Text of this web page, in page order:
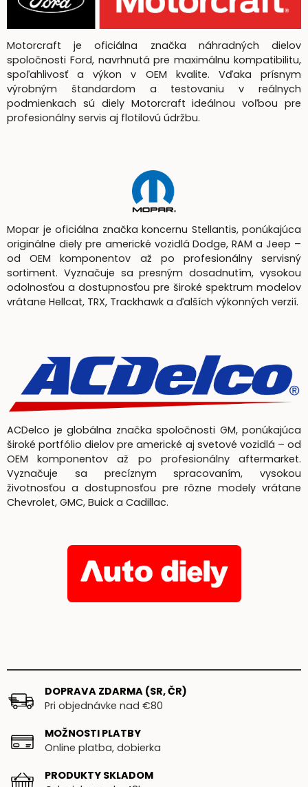
Motorcraft je oficiálna značka náhradných dielov
spoločnosti Ford, navrhnutá pre maximálnu kompatibilitu,
spoľahlivosť a výkon v OEM kvalite. Vďaka prísnym
výrobným štandardom a testovaniu v reálnych
podmienkach sú diely Motorcraft ideálnou voľbou pre
profesionálny servis aj flotilovú údržbu.
Mopar je oficiálna značka koncernu Stellantis, ponúkajúca
originálne diely pre americké vozidlá Dodge, RAM a Jeep –
od OEM komponentov až po profesionálny servisný
sortiment. Vyznačuje sa presným dosadnutím, vysokou
odolnosťou a dostupnosťou pre široké spektrum modelov
vrátane Hellcat, TRX, Trackhawk a ďalších výkonných verzií.
ACDelco je globálna značka spoločnosti GM, ponúkajúca
široké portfólio dielov pre americké aj svetové vozidlá – od
OEM komponentov až po profesionálny aftermarket.
Vyznačuje sa precíznym spracovaním, vysokou
životnosťou a dostupnosťou pre rôzne modely vrátane
Chevrolet, GMC, Buick a Cadillac.
DOPRAVA ZDARMA (SR, ČR)
Pri objednávke nad €80
MOŽNOSTI PLATBY
Online platba, dobierka
PRODUKTY SKLADOM